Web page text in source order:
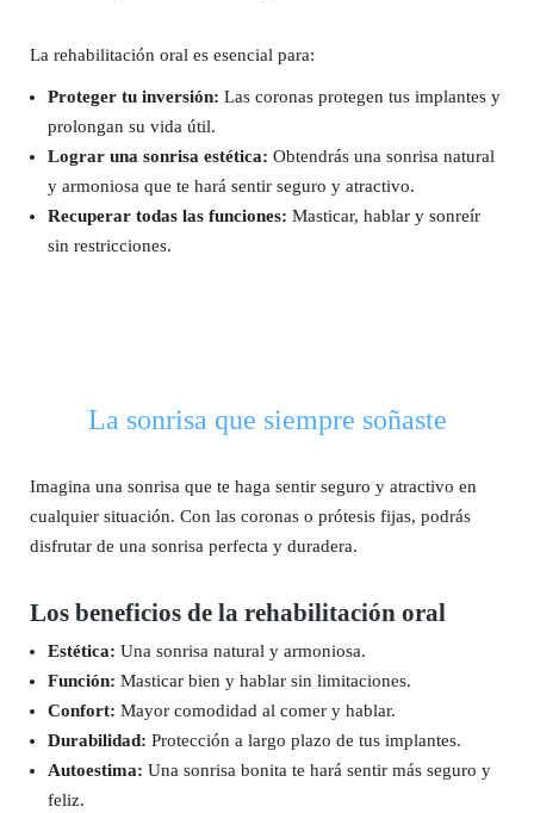
La rehabilitación oral es esencial para:
Proteger tu inversión: Las coronas protegen tus implantes y
prolongan su vida útil.
Lograr una sonrisa estética: Obtendrás una sonrisa natural
y armoniosa que te hará sentir seguro y atractivo.
Recuperar todas las funciones: Masticar, hablar y sonreír
sin restricciones.
La sonrisa que siempre soñaste
Imagina una sonrisa que te haga sentir seguro y atractivo en
cualquier situación. Con las coronas o prótesis fijas, podrás
disfrutar de una sonrisa perfecta y duradera.
Los beneficios de la rehabilitación oral
Estética: Una sonrisa natural y armoniosa.
Función: Masticar bien y hablar sin limitaciones.
Confort: Mayor comodidad al comer y hablar.
Durabilidad: Protección a largo plazo de tus implantes.
Autoestima: Una sonrisa bonita te hará sentir más seguro y
feliz.